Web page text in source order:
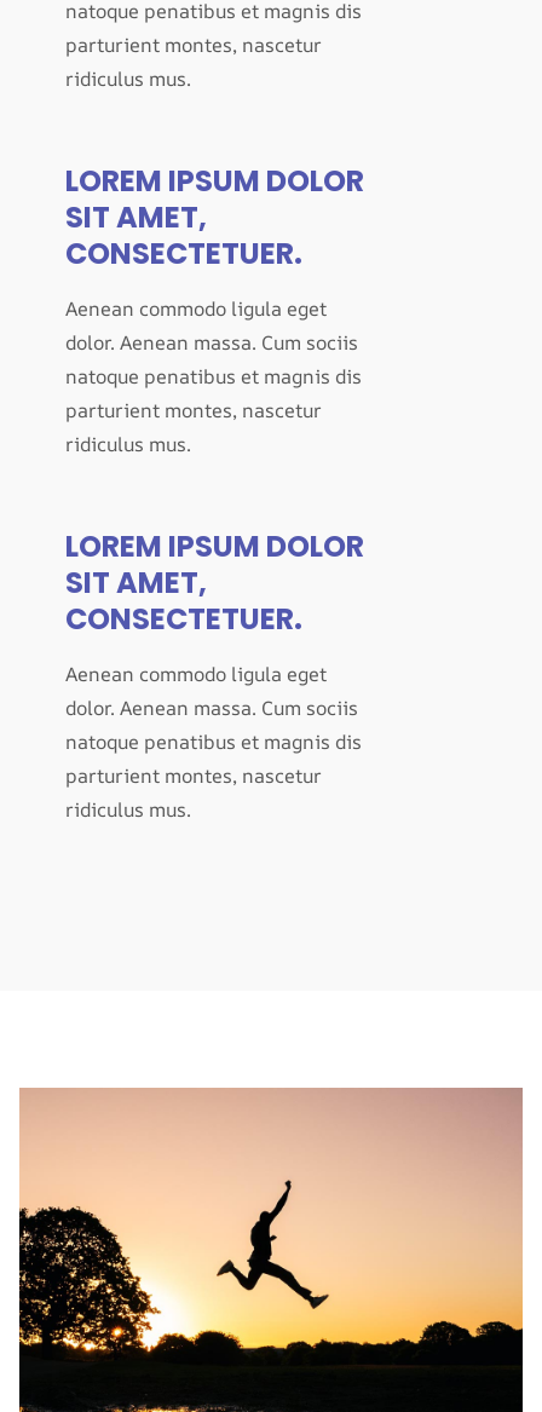
natoque penatibus et magnis dis
parturient montes, nascetur
ridiculus mus.
LOREM IPSUM DOLOR
SIT AMET,
CONSECTETUER.
Aenean commodo ligula eget
dolor. Aenean massa. Cum sociis
natoque penatibus et magnis dis
parturient montes, nascetur
ridiculus mus.
LOREM IPSUM DOLOR
SIT AMET,
CONSECTETUER.
Aenean commodo ligula eget
dolor. Aenean massa. Cum sociis
natoque penatibus et magnis dis
parturient montes, nascetur
ridiculus mus.